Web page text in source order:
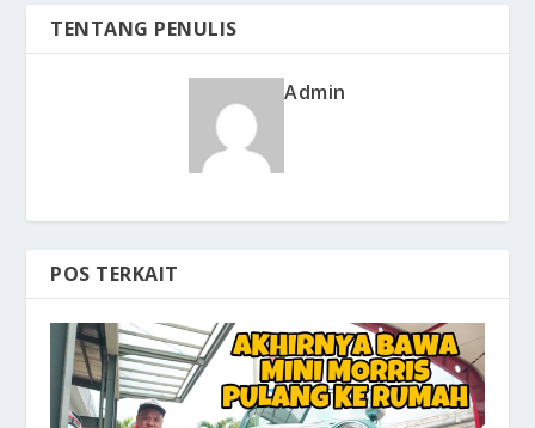
TENTANG PENULIS
Admin
POS TERKAIT